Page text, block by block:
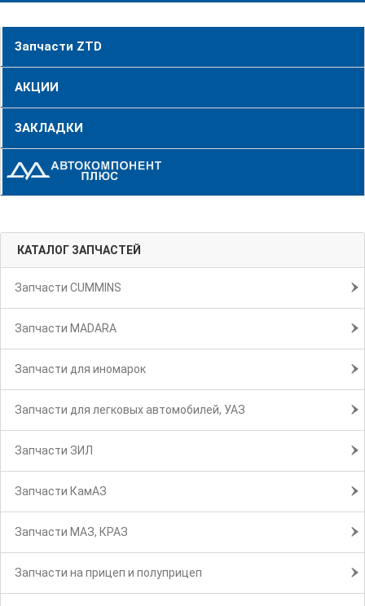
Запчасти ZTD
АКЦИИ
ЗАКЛАДКИ
КАТАЛОГ ЗАПЧАСТЕЙ
Запчасти CUMMINS
Запчасти MADARA
Запчасти для иномарок
Запчасти для легковых автомобилей, УАЗ
Запчасти ЗИЛ
Запчасти КамАЗ
Запчасти МАЗ, КРАЗ
Запчасти на прицеп и полуприцеп